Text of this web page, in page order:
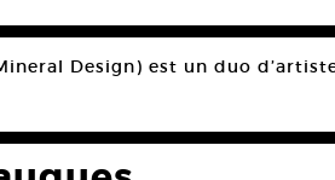
Design) est un duo